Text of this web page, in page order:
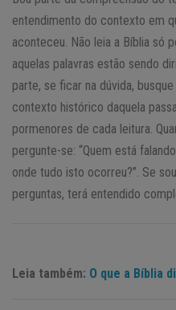
entendimento do contexto em
aconteceu. Não leia a Bíblia só
aquelas palavras estão sendo
parte, se ficar na dúvida,
contexto histórico daquela
pormenores de cada leitura.
pergunte-se: “Quem está
onde tudo isto ocorreu?”. Se
perguntas, terá entendido
Leia também: O que a Bíblia